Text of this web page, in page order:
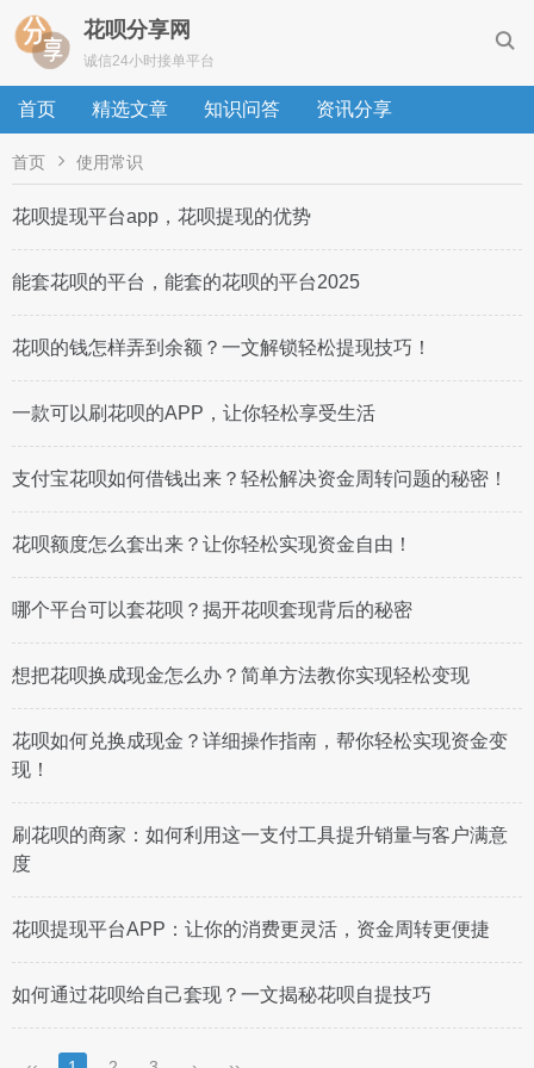

花呗分享网
诚信24小时接单平台
首页 精选文章 知识问答 资讯分享
首页  使用常识
花呗提现平台app，花呗提现的优势
能套花呗的平台，能套的花呗的平台2025
花呗的钱怎样弄到余额？一文解锁轻松提现技巧！
一款可以刷花呗的APP，让你轻松享受生活
支付宝花呗如何借钱出来？轻松解决资金周转问题的秘密！
花呗额度怎么套出来？让你轻松实现资金自由！
哪个平台可以套花呗？揭开花呗套现背后的秘密
想把花呗换成现金怎么办？简单方法教你实现轻松变现
花呗如何兑换成现金？详细操作指南，帮你轻松实现资金变
现！
刷花呗的商家：如何利用这一支付工具提升销量与客户满意
度
花呗提现平台APP：让你的消费更灵活，资金周转更便捷
如何通过花呗给自己套现？一文揭秘花呗自提技巧